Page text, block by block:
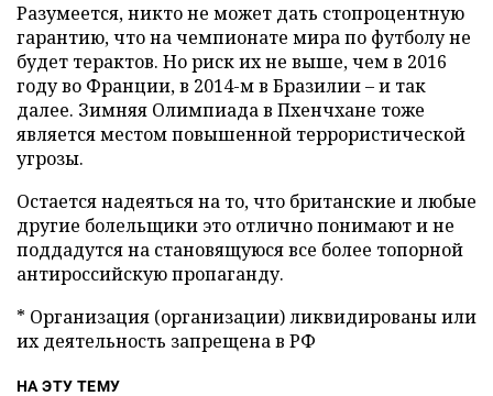
Разумеется, никто не может дать стопроцентную
гарантию, что на чемпионате мира по футболу не
будет терактов. Но риск их не выше, чем в 2016
году во Франции, в 2014-м в Бразилии – и так
далее. Зимняя Олимпиада в Пхенчхане тоже
является местом повышенной террористической
угрозы.
Остается надеяться на то, что британские и любые
другие болельщики это отлично понимают и не
поддадутся на становящуюся все более топорной
антироссийскую пропаганду.
* Организация (организации) ликвидированы или
их деятельность запрещена в РФ
НА ЭТУ ТЕМУ